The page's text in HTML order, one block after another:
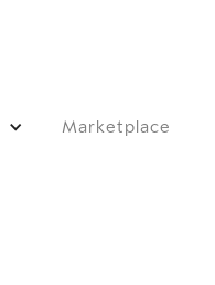
Marketplace